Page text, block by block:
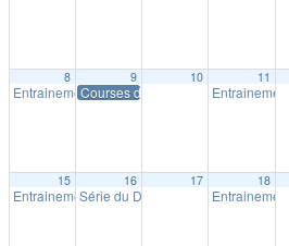
8
Entrainement extérieur à Shawinigan18:30
9
Courses du P’tit Shérif – Course # 1
10 11
15
Entrainement extérieur à Shawinigan18:30
16
Série du Diable – Saison 19 –
17 18